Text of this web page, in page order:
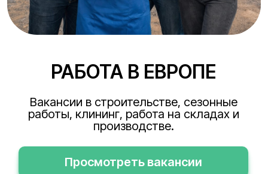
РАБОТА В ЕВРОПЕ
Вакансии в строительстве, сезонные
работы, клининг, работа на складах и
производстве.
Просмотреть вакансии